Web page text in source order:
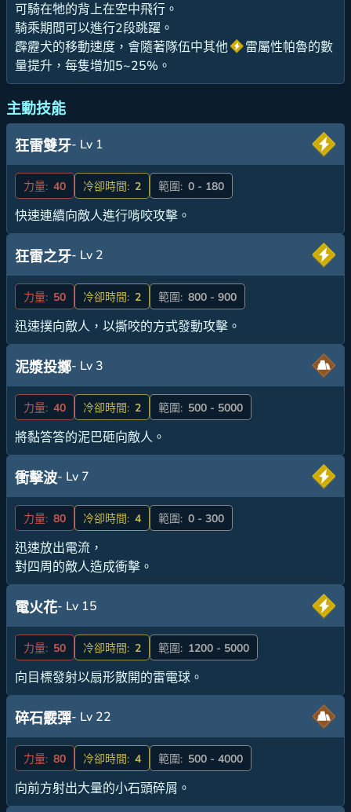
可騎在牠的背上在空中飛行。
騎乘期間可以進行2段跳躍。
霹靂犬的移動速度，會隨著隊伍中其他
雷屬性帕魯的數
量提升，每隻增加5~25%。
主動技能
狂雷雙牙- Lv 1
力量: 40 冷卻時間: 2 範圍: 0 - 180
快速連續向敵人進行啃咬攻擊。
狂雷之牙- Lv 2
力量: 50 冷卻時間: 2 範圍: 800 - 900
迅速撲向敵人，以撕咬的方式發動攻擊。
泥漿投擲- Lv 3
力量: 40 冷卻時間: 2 範圍: 500 - 5000
將黏答答的泥巴砸向敵人。
衝擊波- Lv 7
力量: 80 冷卻時間: 4 範圍: 0 - 300
迅速放出電流，
對四周的敵人造成衝擊。
電火花- Lv 15
力量: 50 冷卻時間: 2 範圍: 1200 - 5000
向目標發射以扇形散開的雷電球。
碎石霰彈- Lv 22
力量: 80 冷卻時間: 4 範圍: 500 - 4000
向前方射出大量的小石頭碎屑。